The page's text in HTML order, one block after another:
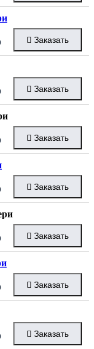
Заказать
Заказать
Заказать
Заказать
Заказать
Заказать
Заказать